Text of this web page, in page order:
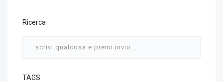
Ricerca
TAGS